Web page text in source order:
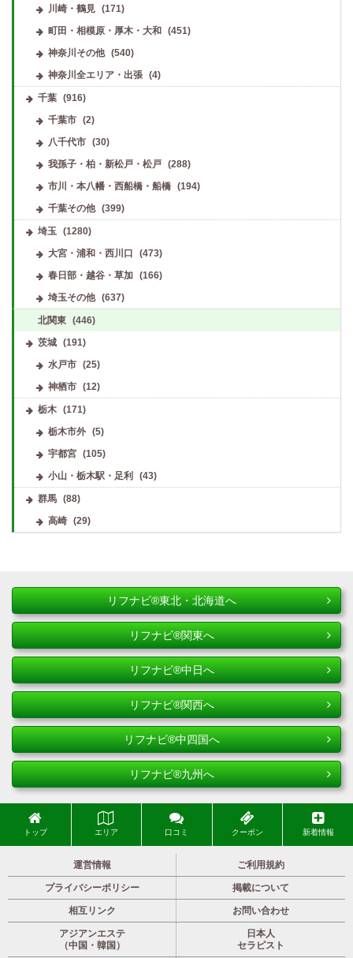
川崎・鶴見
(171)
町田・相模原・厚木・大和
(451)
神奈川その他
(540)
神奈川全エリア・出張
(4)
千葉 (916)
千葉市
(2)
八千代市
(30)
我孫子・柏・新松戸・松戸
(288)
市川・本八幡・西船橋・船橋
(194)
千葉その他
(399)
埼玉 (1280)
大宮・浦和・西川口
(473)
春日部・越谷・草加
(166)
埼玉その他
(637)
北関東 (446)
茨城 (191)
水戸市
(25)
神栖市
(12)
栃木 (171)
栃木市外
(5)
宇都宮
(105)
小山・栃木駅・足利
(43)
群馬 (88)
高崎
(29)
リフナビ®東北・北海道へ
リフナビ®関東へ
リフナビ®中日へ
リフナビ®関西へ
リフナビ®中四国へ
リフナビ®九州へ
トップ エリア 口コミ クーポン 新着情報
運営情報 ご利用規約
プライバシーポリシー 掲載について
相互リンク お問い合わせ
アジアンエステ
（中国・韓国）
日本人
セラピスト